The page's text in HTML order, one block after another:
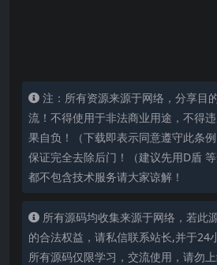
注：所有资源来源于网络，分享目
流！不得使用于非法商业用途，不得
果自负！（下载即表示同意遵守此条
保证完全去除后门！（建议先用D盾
都不包含技术服务请大家谅解！
所有源码均收集来源于网络，若此
的合法权益，请私信联系站长,并于24
所有源码仅限学习，交流使用，请勿